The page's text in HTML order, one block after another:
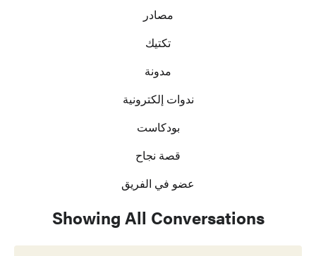
مصادر
تكتيك
مدونة
ندوات إلكترونية
بودكاست
قصة نجاح
عضو في الفريق
Showing All Conversations